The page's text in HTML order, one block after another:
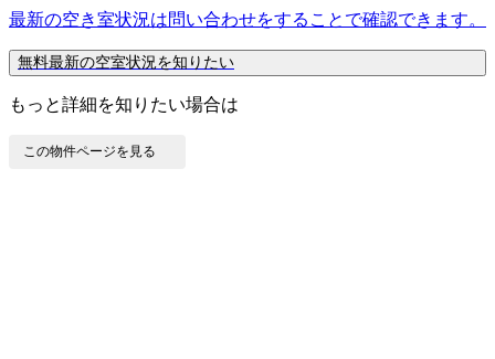
最新の空き室状況は問い合わせをすることで確認できます。
無料最新の空室状況を知りたい
もっと詳細を知りたい場合は
この物件ページを見る